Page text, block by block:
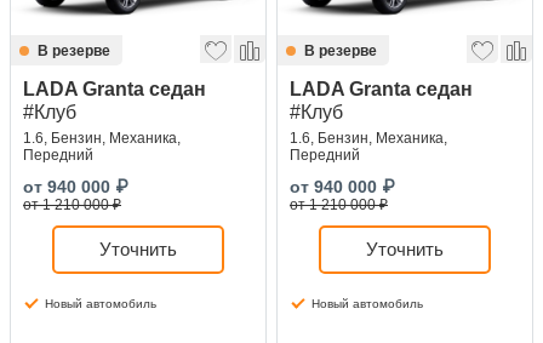
В резерве
LADA Granta седан
#Клуб
1.6, Бензин, Механика,
Передний
от 940 000 ₽
от 1 210 000 ₽
Уточнить
Новый автомобиль
В резерве
LADA Granta седан
#Клуб
1.6, Бензин, Механика,
Передний
от 940 000 ₽
от 1 210 000 ₽
Уточнить
Новый автомобиль